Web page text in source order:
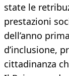
state le
prestazioni
dell’anno
d’inclusione,
cittadinanza